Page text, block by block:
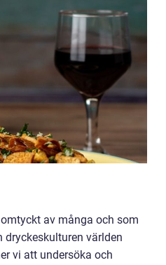
av många och som
dryckeskulturen världen
vi att undersöka och